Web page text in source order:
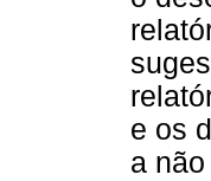
e os
a